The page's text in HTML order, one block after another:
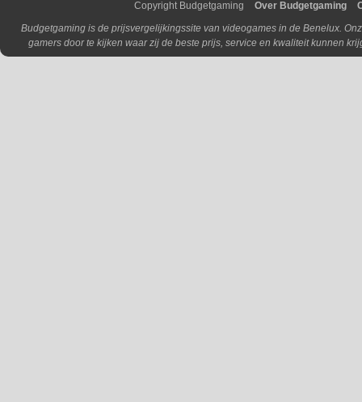
Copyright Budgetgaming Over Budgetgaming
Budgetgaming is de prijsvergelijkingssite van videogames in de Benelux.
gamers door te kijken waar zij de beste prijs, service en kwaliteit kunnen